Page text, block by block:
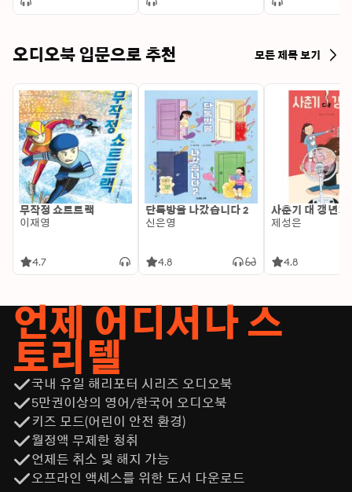
오디오북 입문으로 추천 모든 제목 보기
무작정 쇼트트랙
이재영
4.7
단톡방을 나갔습니다 2
신은영
4.8
사춘기 대 갱년기
제성은
4.8
언제 어디서나 스
토리텔
국내 유일 해리포터 시리즈 오디오북
5만권이상의 영어/한국어 오디오북
키즈 모드(어린이 안전 환경)
월정액 무제한 청취
언제든 취소 및 해지 가능
오프라인 액세스를 위한 도서 다운로드